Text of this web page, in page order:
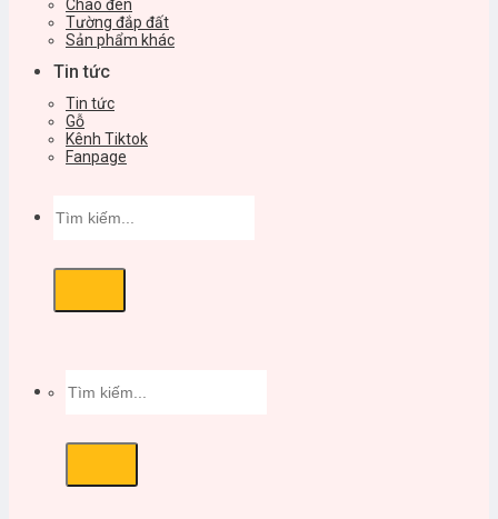
Chao đèn
Tường đắp đất
Sản phẩm khác
Tin tức
Tin tức
Gỗ
Kênh Tiktok
Fanpage
kiếm:
kiếm: